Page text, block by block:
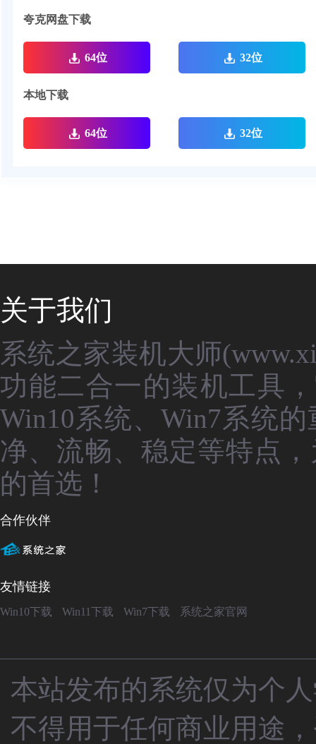
夸克网盘下载
64位 32位
本地下载
64位 32位
关于我们
系统之家装机大师
功能二合一的装机工具
Win10系统、Win7系统
净、流畅、稳定等特点
的首选！
合作伙伴
友情链接
Win10下载 Win11下载 Win7下载 系统之家官网
本站发布的系统仅为个
不得用于任何商业用途